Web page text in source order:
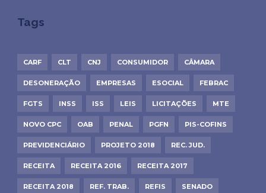
Tags
CARF CLT CNJ CONSUMIDOR CÂMARA
DESONERAÇÃO EMPRESAS ESOCIAL FEBRAC
FGTS INSS ISS LEIS LICITAÇÕES MTE
NOVO CPC OAB PENAL PGFN PIS-COFINS
PREVIDENCIÁRIO PROJETO 2018 REC. JUD.
RECEITA RECEITA 2016 RECEITA 2017
RECEITA 2018 REF. TRAB. REFIS SENADO